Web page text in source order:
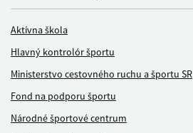
Aktívna škola
Hlavný kontrolór športu
Ministerstvo cestovného ruchu a športu SR
Fond na podporu športu
Národné športové centrum